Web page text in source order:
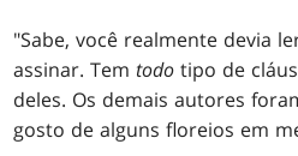
"Sabe, você realmente devia
assinar. Temtodo tipo de
deles. Os demais autores
gosto de alguns floreios em